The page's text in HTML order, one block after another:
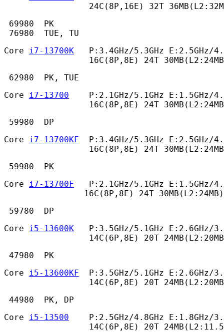
24C(8P,16E) 32T
69980  PK
76980  TUE, TU
Core i7-13700K
P:3.4GHz/5.3GHz E:2.5GHz/
16C(8P,8E) 24T
62980  PK, TUE
Core i7-13700
P:2.1GHz/5.1GHz E:1.5GHz/
16C(8P,8E) 24T
59980  DP
Core i7-13700KF
P:3.4GHz/5.3GHz E:2.5GHz/
16C(8P,8E) 24T
59980  PK
Core i7-13700F
P:2.1GHz/5.1GHz E:1.5GHz/
16C(8P,8E) 24T
59780  DP
Core i5-13600K
P:3.5GHz/5.1GHz E:2.6GHz/
14C(6P,8E) 20T
47980  PK
Core i5-13600KF
P:3.5GHz/5.1GHz E:2.6GHz/
14C(6P,8E) 20T
44980  PK, DP
Core i5-13500
P:2.5GHz/4.8GHz E:1.8GHz/
14C(6P,8E) 20T